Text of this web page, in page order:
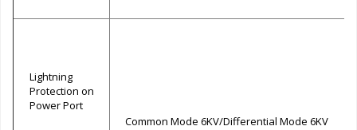
Lightning
Protection on
Power Port
Common Mode 6KV/Differential Mode 6KV